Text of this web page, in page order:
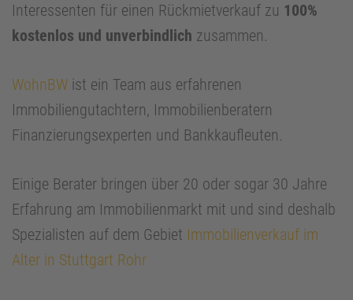
Interessenten für einen Rückmietverkauf zu 100%
kostenlos und unverbindlich zusammen.
WohnBW ist ein Team aus erfahrenen
Immobiliengutachtern, Immobilienberatern
Finanzierungsexperten und Bankkaufleuten.
Einige Berater bringen über 20 oder sogar 30 Jahre
Erfahrung am Immobilienmarkt mit und sind deshalb
Spezialisten auf dem Gebiet Immobilienverkauf im
Alter in Stuttgart Rohr